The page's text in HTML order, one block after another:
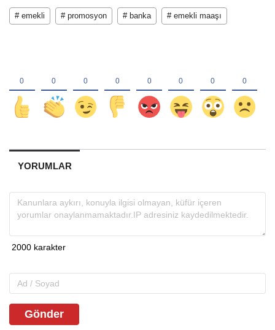
# emekli # promosyon # banka # emekli maaşı
YORUMLAR
Gönder